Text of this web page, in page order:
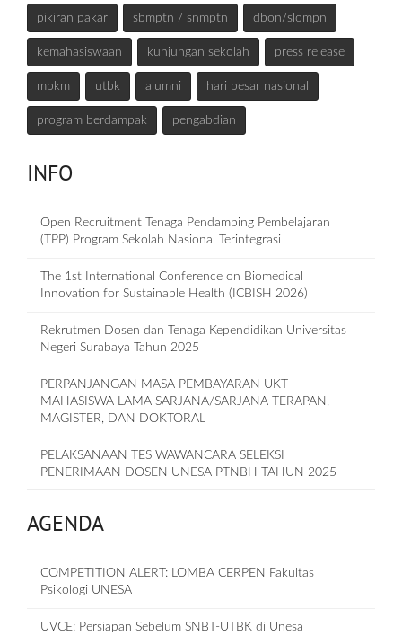
pikiran pakar sbmptn / snmptn dbon/slompn
kemahasiswaan kunjungan sekolah press release
mbkm utbk alumni hari besar nasional
program berdampak pengabdian
INFO
Open Recruitment Tenaga Pendamping Pembelajaran
(TPP) Program Sekolah Nasional Terintegrasi
The 1st International Conference on Biomedical
Innovation for Sustainable Health (ICBISH 2026)
Rekrutmen Dosen dan Tenaga Kependidikan Universitas
Negeri Surabaya Tahun 2025
PERPANJANGAN MASA PEMBAYARAN UKT
MAHASISWA LAMA SARJANA/SARJANA TERAPAN,
MAGISTER, DAN DOKTORAL
PELAKSANAAN TES WAWANCARA SELEKSI
PENERIMAAN DOSEN UNESA PTNBH TAHUN 2025
AGENDA
COMPETITION ALERT: LOMBA CERPEN Fakultas
Psikologi UNESA
UVCE: Persiapan Sebelum SNBT-UTBK di Unesa